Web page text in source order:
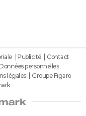
Publicité
Contact
Données personnelles
légales
Groupe Figaro